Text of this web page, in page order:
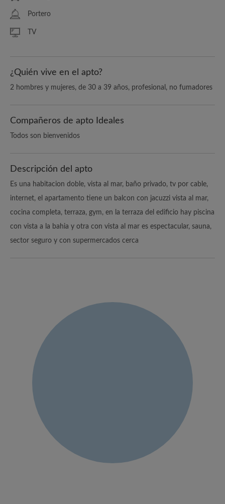
Portero
TV
¿Quién vive en el apto?
2 hombres y mujeres, de 30 a 39 años, profesional, no fumadores
Compañeros de apto Ideales
Todos son bienvenidos
Descripción del apto
Es una habitacion doble, vista al mar, baño privado, tv por cable,
internet, el apartamento tiene un balcon con jacuzzi vista al mar,
cocina completa, terraza, gym, en la terraza del edificio hay piscina
con vista a la bahia y otra con vista al mar es espectacular, sauna,
sector seguro y con supermercados cerca